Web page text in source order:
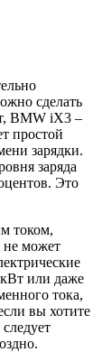
сделать
BMW iX3 –
простой
зарядки.
заряда
Это
током,
не может
или даже
тока,
вы хотите